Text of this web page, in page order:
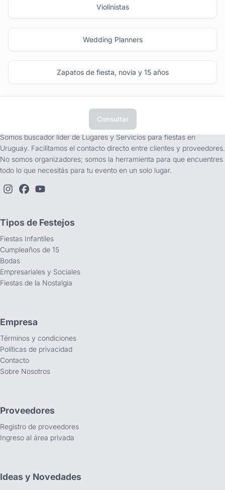
Violinistas
Wedding Planners
Zapatos de fiesta, novia y 15 años
Consultar
Somos buscador líder de Lugares y Servicios para fiestas en
Uruguay. Facilitamos el contacto directo entre clientes y proveedores.
No somos organizadores; somos la herramienta para que encuentres
todo lo que necesitás para tu evento en un solo lugar.
Tipos de Festejos
Fiestas Infantiles
Cumpleaños de 15
Bodas
Empresariales y Sociales
Fiestas de la Nostalgia
Empresa
Términos y condiciones
Políticas de privacidad
Contacto
Sobre Nosotros
Proveedores
Registro de proveedores
Ingreso al área privada
Ideas y Novedades